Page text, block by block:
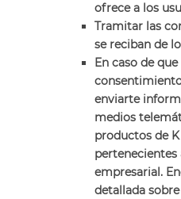
ofrece a los
Tramitar las
se reciban de
En caso de
enviarte
medios
productos de
empresarial.
detallada